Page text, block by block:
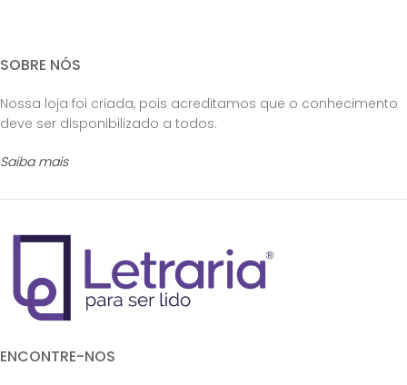
SOBRE NÓS
Nossa loja foi criada, pois acreditamos que o conhecimento
deve ser disponibilizado a todos.
Saiba mais
ENCONTRE-NOS